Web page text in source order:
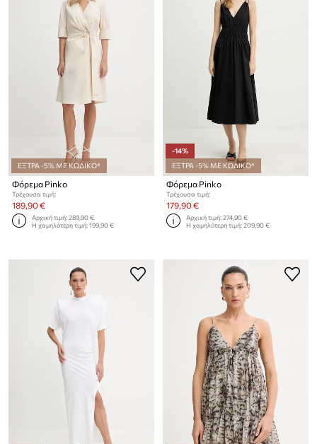
ΕΞΤΡΑ -5% ΜΕ ΚΩΔΙΚΟ*
Φόρεμα Pinko
Τρέχουσα τιμή:
189,90 €
Αρχική τιμή:289,90 €
Η χαμηλότερη τιμή:199,90 €
-14%
ΕΞΤΡΑ -5% ΜΕ ΚΩΔΙΚΟ*
Φόρεμα Pinko
Τρέχουσα τιμή:
179,90 €
Αρχική τιμή:274,90 €
Η χαμηλότερη τιμή:209,90 €